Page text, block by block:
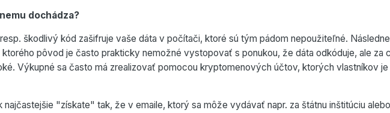
dochádza?
škodlivý kód zašifruje vaše dáta v počítači, ktoré sú tým pádom nepoužiteľné.
pôvod je často prakticky nemožné vystopovať s ponukou, že dáta odkóduje, ale za
Výkupné sa často má zrealizovať pomocou kryptomenových účtov, ktorých vlastníkov je
"získate" tak, že v emaile, ktorý sa môže vydávať napr. za štátnu inštitúciu alebo